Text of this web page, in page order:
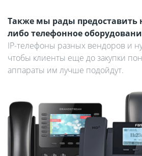
Также мы рады предоставить
либо телефонное
IP-телефоны разных вендоров и
чтобы клиенты еще до закупки
аппараты им лучше подойдут.